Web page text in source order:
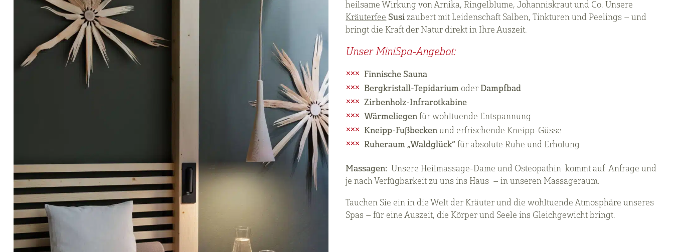
heilsame Wirkung von Arnika, Ringelblume, Johanniskraut und Co. Unsere
Kräuterfee Susi zaubert mit Leidenschaft Salben, Tinkturen und Peelings – und
bringt die Kraft der Natur direkt in Ihre Auszeit.
Unser MiniSpa-Angebot:
Finnische Sauna
Bergkristall-Tepidarium oder Dampfbad
Zirbenholz-Infrarotkabine
Wärmeliegen für wohltuende Entspannung
Kneipp-Fußbecken und erfrischende Kneipp-Güsse
Ruheraum „Waldglück“ für absolute Ruhe und Erholung
Massagen: Unsere Heilmassage-Dame und Osteopathin kommt auf Anfrage und
je nach Verfügbarkeit zu uns ins Haus – in unseren Massageraum.
Tauchen Sie ein in die Welt der Kräuter und die wohltuende Atmosphäre unseres
Spas – für eine Auszeit, die Körper und Seele ins Gleichgewicht bringt.